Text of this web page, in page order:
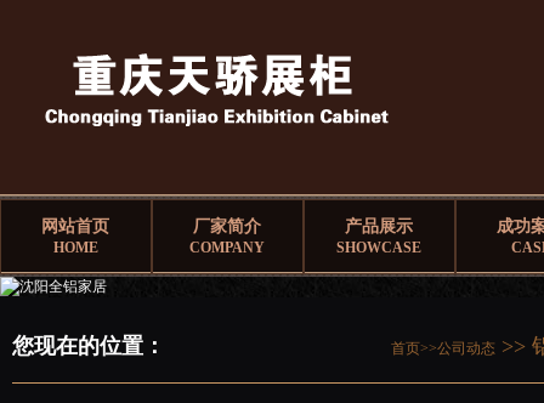
网站首页
HOME
厂家简介
COMPANY
产品展示
SHOWCASE
成功
您现在的位置： 首页>>公司动态 >>